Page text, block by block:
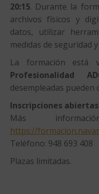
20:15. Durante la
archivos físicos y
datos, utilizar
medidas de seguridad
La formación está
Profesionalidad
desempleadas pueden
Inscripciones
Más
https://
Teléfono: 948 693 408
Plazas limitadas.